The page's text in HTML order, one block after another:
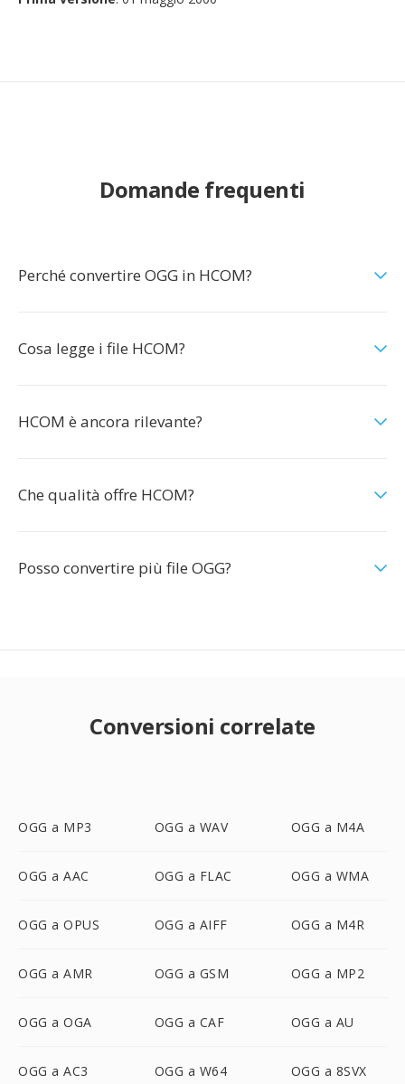
Domande frequenti
Perché convertire OGG in HCOM?
Cosa legge i file HCOM?
HCOM è ancora rilevante?
Che qualità offre HCOM?
Posso convertire più file OGG?
Conversioni correlate
OGG a MP3 OGG a WAV OGG a M4A
OGG a AAC OGG a FLAC OGG a WMA
OGG a OPUS OGG a AIFF OGG a M4R
OGG a AMR OGG a GSM OGG a MP2
OGG a OGA OGG a CAF OGG a AU
OGG a AC3 OGG a W64 OGG a 8SVX